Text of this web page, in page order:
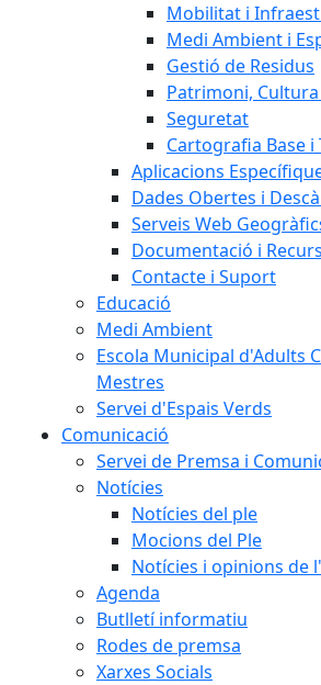
Mobilitat i
Medi Ambient i
Gestió de Residus
Patrimoni,
Seguretat
Cartografia Base i
Aplicacions
Dades Obertes i
Serveis Web
Documentació i
Contacte i Suport
Educació
Medi Ambient
Escola Municipal d'Adults
Mestres
Servei d'Espais Verds
Comunicació
Servei de Premsa i
Notícies
Notícies del ple
Mocions del Ple
Notícies i opinions de
Agenda
Butlletí informatiu
Rodes de premsa
Xarxes Socials